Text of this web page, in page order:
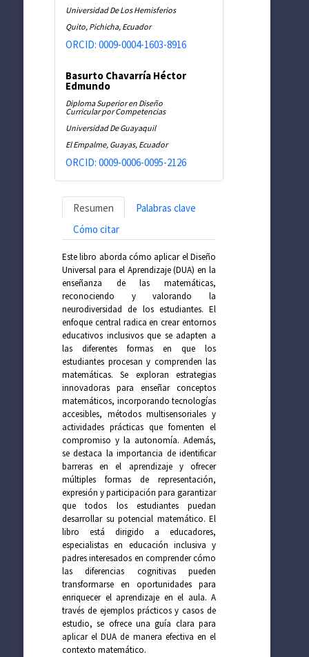
Universidad De Los Hemisferios
Quito, Pichicha, Ecuador
ORCID: 0009-0004-1603-8916
Basurto Chavarría Héctor
Edmundo
Diploma Superior en Diseño
Curricular por Competencias
Universidad De Guayaquil
El Empalme, Guayas, Ecuador
ORCID: 0009-0006-0095-2126
Resumen
Palabras clave
Cómo citar
Este libro aborda cómo aplicar el Diseño
Universal para el Aprendizaje (DUA) en la
enseñanza de las matemáticas,
reconociendo y valorando la
neurodiversidad de los estudiantes. El
enfoque central radica en crear entornos
educativos inclusivos que se adapten a
las diferentes formas en que los
estudiantes procesan y comprenden las
matemáticas. Se exploran estrategias
innovadoras para enseñar conceptos
matemáticos, incorporando tecnologías
accesibles, métodos multisensoriales y
actividades prácticas que fomenten el
compromiso y la autonomía. Además,
se destaca la importancia de identificar
barreras en el aprendizaje y ofrecer
múltiples formas de representación,
expresión y participación para garantizar
que todos los estudiantes puedan
desarrollar su potencial matemático. El
libro está dirigido a educadores,
especialistas en educación inclusiva y
padres interesados en comprender cómo
las diferencias cognitivas pueden
transformarse en oportunidades para
enriquecer el aprendizaje en el aula. A
través de ejemplos prácticos y casos de
estudio, se ofrece una guía clara para
aplicar el DUA de manera efectiva en el
contexto matemático.